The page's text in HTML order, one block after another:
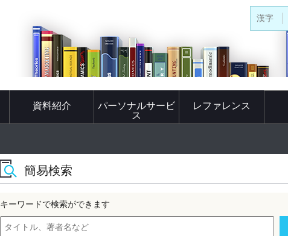
資料紹介
パーソナルサービ
ス
レファレンス
漢字
簡易検索
キーワードで検索ができます